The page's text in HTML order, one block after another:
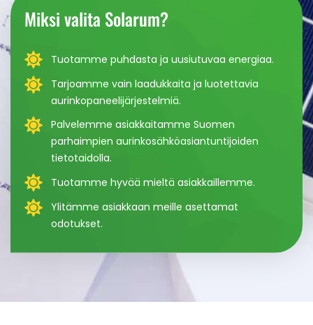
Miksi valita Solarum?
Tuotamme puhdasta ja uusiutuvaa energiaa.
Tarjoamme vain laadukkaita ja luotettavia
aurinkopaneelijärjestelmiä.
Palvelemme asiakkaitamme Suomen
parhaimpien aurinkosähköasiantuntijoiden
tietotaidolla.
Tuotamme hyvää mieltä asiakkaillemme.
Ylitämme asiakkaan meille asettamat
odotukset.